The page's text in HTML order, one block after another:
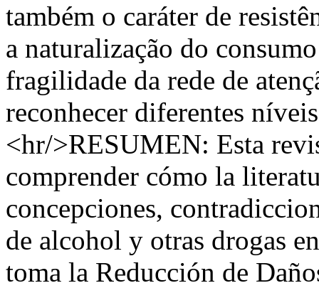
também o caráter de
a naturalização do
fragilidade da rede de
reconhecer diferentes
<hr/>RESUMEN: Esta
comprender cómo la
concepciones,
de alcohol y otras drogas
toma la Reducción de